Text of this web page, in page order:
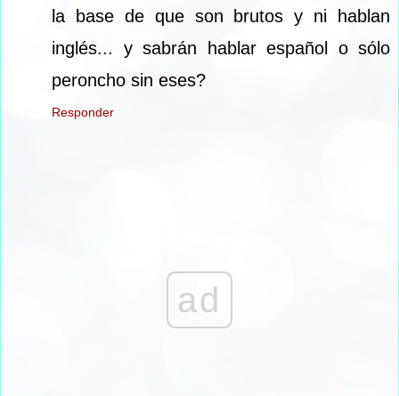
la base de que son brutos y ni hablan
inglés... y sabrán hablar español o sólo
peroncho sin eses?
Responder
ad